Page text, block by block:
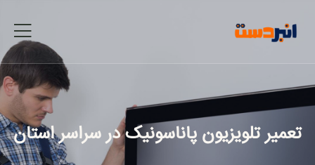
تعمیر تلویزیون پاناسونیکدر سراسر استان